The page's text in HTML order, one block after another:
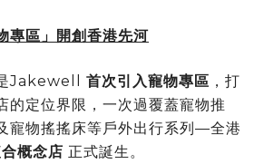
專區」開創香港先河
Jakewell 首次引入寵物專區 ，打
的定位界限，一次過覆蓋寵物推
寵物搖搖床等戶外出行系列—全港
概念店 正式誕生。